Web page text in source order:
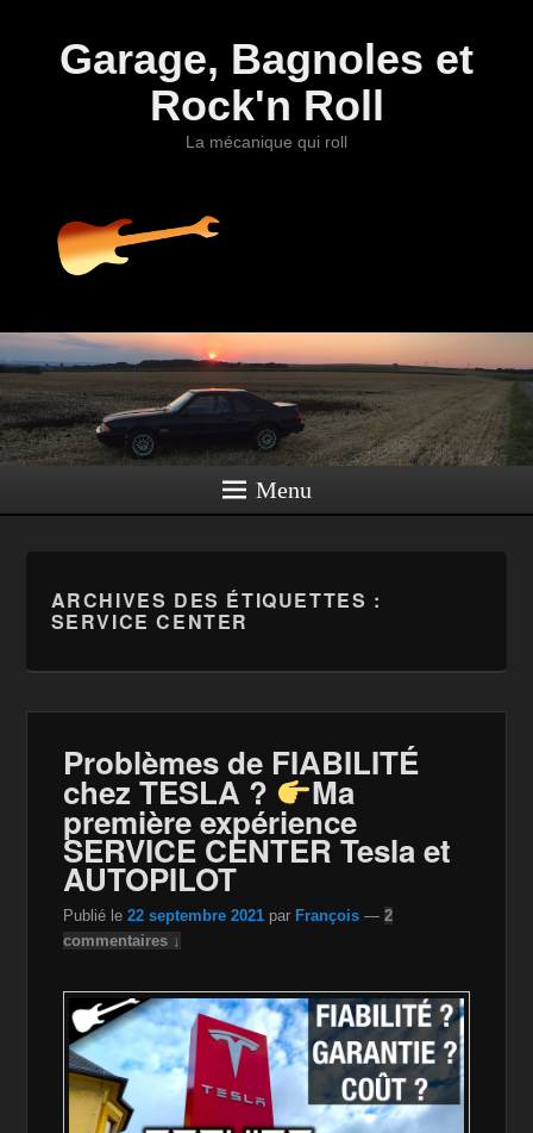
Garage, Bagnoles et
Rock'n Roll
La mécanique qui roll
Menu
ARCHIVES DES ÉTIQUETTES :
SERVICE CENTER
Problèmes de FIABILITÉ
chez TESLA ? Ma
première expérience
SERVICE CENTER Tesla et
AUTOPILOT
Publié le22 septembre 2021 par François —2
commentaires ↓